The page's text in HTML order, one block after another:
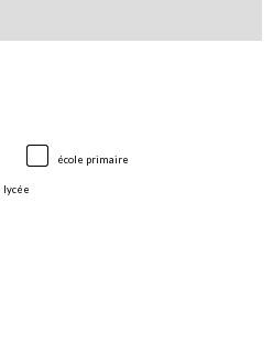
école primaire
lycée